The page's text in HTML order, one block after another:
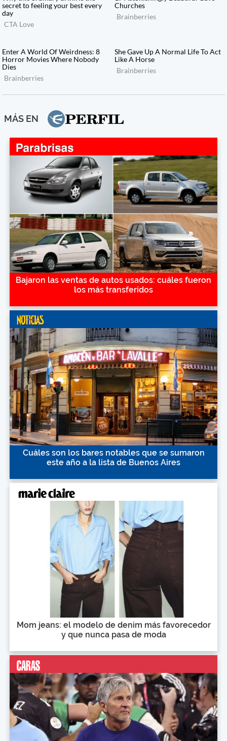
MÁS EN
Bajaron las ventas de autos usados: cuáles fueron
los más transferidos
Cuáles son los bares notables que se sumaron
este año a la lista de Buenos Aires
Mom jeans: el modelo de denim más favorecedor
y que nunca pasa de moda